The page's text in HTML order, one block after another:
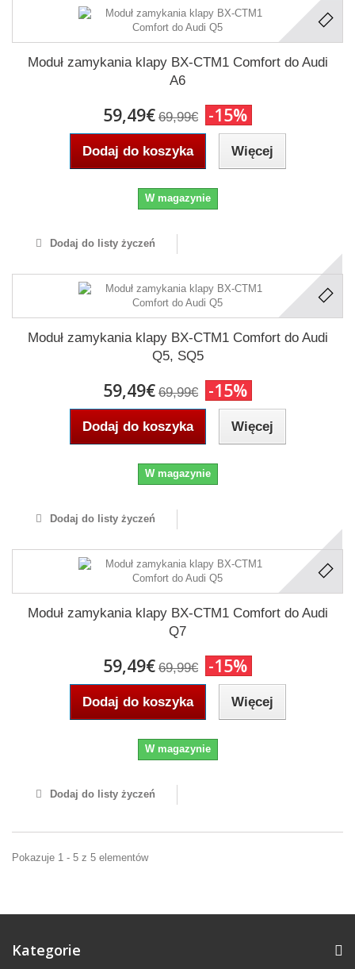
Moduł zamykania klapy BX-CTM1 Comfort do Audi
A6
59,49€ 69,99€ -15%
Dodaj do koszyka Więcej
W magazynie
Dodaj do listy życzeń
Moduł zamykania klapy BX-CTM1 Comfort do Audi
Q5, SQ5
59,49€ 69,99€ -15%
Dodaj do koszyka Więcej
W magazynie
Dodaj do listy życzeń
Moduł zamykania klapy BX-CTM1 Comfort do Audi
Q7
59,49€ 69,99€ -15%
Dodaj do koszyka Więcej
W magazynie
Dodaj do listy życzeń
Pokazuje 1 - 5 z 5 elementów
Kategorie